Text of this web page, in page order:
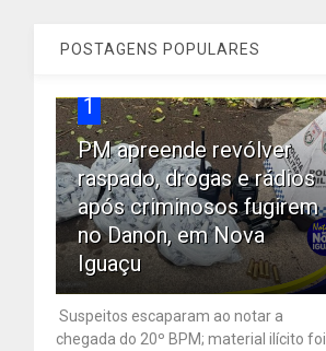
POSTAGENS POPULARES
1
PM apreende revólver
raspado, drogas e rádios
após criminosos fugirem
no Danon, em Nova
Iguaçu
Suspeitos escaparam ao notar a
chegada do 20º BPM; material ilícito foi